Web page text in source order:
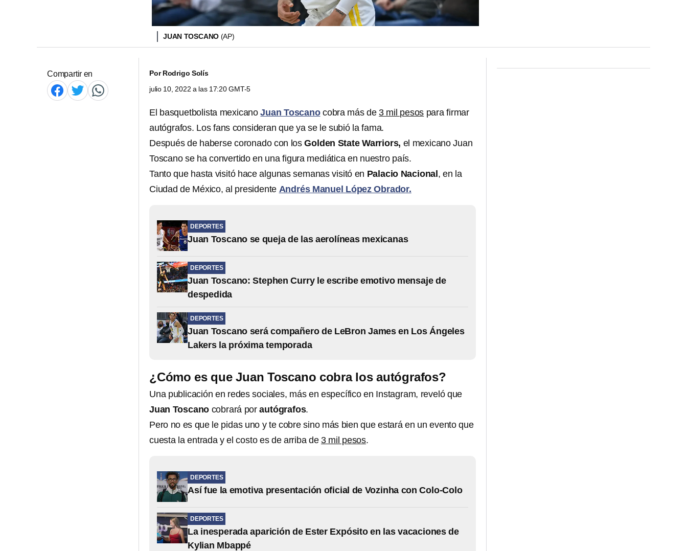
JUAN TOSCANO (AP)
Compartir en PorRodrigo Solís
julio 10, 2022 a las 17:20 GMT-5
El basquetbolista mexicanoJuan Toscano cobra más de 3 mil pesos para firmar
autógrafos. Los fans consideran que ya se le subió la fama.
Después de haberse coronado con losGolden State Warriors, el mexicano Juan
Toscano se ha convertido en una figura mediática en nuestro país.
Tanto que hasta visitó hace algunas semanas visitó en Palacio Nacional , en la
Ciudad de México, al presidente Andrés Manuel López Obrador.
DEPORTES
Juan Toscano se queja de las aerolíneas mexicanas
DEPORTES
Juan Toscano: Stephen Curry le escribe emotivo mensaje de
despedida
DEPORTES
Juan Toscano será compañero de LeBron James en Los Ángeles
Lakers la próxima temporada
¿Cómo es que Juan Toscano cobra los autógrafos?
Una publicación en redes sociales, más en específico en Instagram, reveló que
Juan Toscano cobrará porautógrafos.
Pero no es que le pidas uno y te cobre sino más bien que estará en un evento que
cuesta la entrada y el costo es de arriba de 3 mil pesos.
DEPORTES
Así fue la emotiva presentación oficial de Vozinha con Colo-Colo
DEPORTES
La inesperada aparición de Ester Expósito en las vacaciones de
Kylian Mbappé